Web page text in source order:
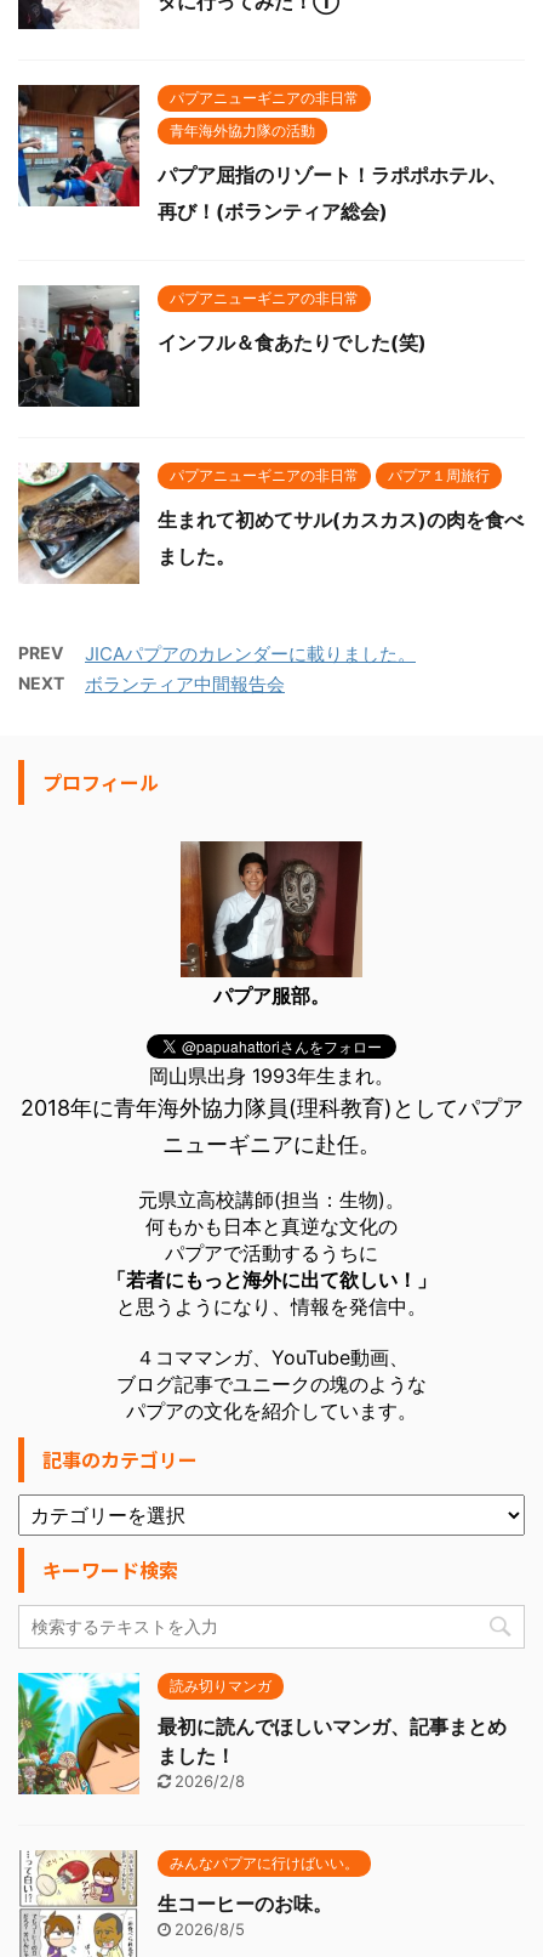
パプアニューギニアの非日常
青年海外協力隊の活動
パプア屈指のリゾート！ラポポホテル、
再び！(ボランティア総会)
パプアニューギニアの非日常
インフル＆食あたりでした(笑)
パプアニューギニアの非日常 パプア１周旅行
生まれて初めてサル(カスカス)の肉を食べ
ました。
PREV JICAパプアのカレンダーに載りました。
NEXT ボランティア中間報告会
プロフィール
パプア服部。
岡山県出身 1993年生まれ。
2018年に青年海外協力隊員(理科教育)としてパプア
ニューギニアに赴任。
元県立高校講師(担当：生物)。
何もかも日本と真逆な文化の
パプアで活動するうちに
「若者にもっと海外に出て欲しい！」
と思うようになり、情報を発信中。
４コママンガ、YouTube動画、
ブログ記事でユニークの塊のような
パプアの文化を紹介しています。
記事のカテゴリー
キーワード検索
読み切りマンガ
最初に読んでほしいマンガ、記事まとめ
ました！
2026/2/8
みんなパプアに行けばいい。
生コーヒーのお味。
2026/8/5